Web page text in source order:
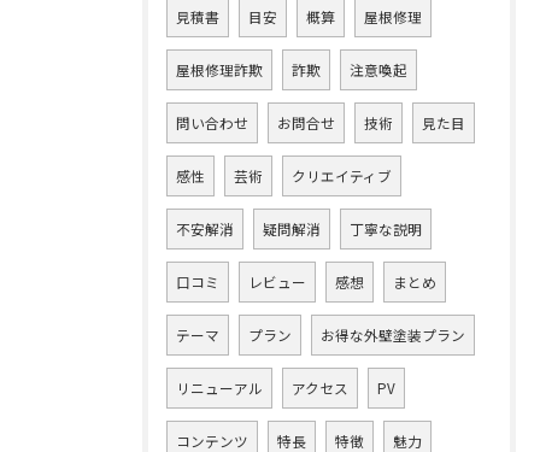
見積書 目安 概算 屋根修理
屋根修理詐欺 詐欺 注意喚起
問い合わせ お問合せ 技術 見た目
感性 芸術 クリエイティブ
不安解消 疑問解消 丁寧な説明
口コミ レビュー 感想 まとめ
テーマ プラン お得な外壁塗装プラン
リニューアル アクセス PV
コンテンツ 特長 特徴 魅力